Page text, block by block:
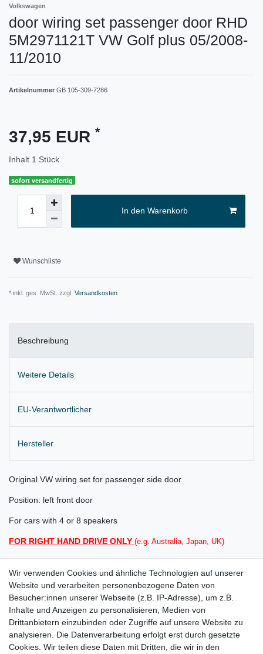
Volkswagen
door wiring set passenger door RHD
5M2971121T VW Golf plus 05/2008-
11/2010
Artikelnummer GB 105-309-7286
37,95 EUR *
Inhalt 1 Stück
sofort versandfertig
In den Warenkorb
Wunschliste
* inkl. ges. MwSt. zzgl. Versandkosten
Beschreibung
Weitere Details
EU-Verantwortlicher
Hersteller
Original VW wiring set for passenger side door
Position: left front door
For cars with 4 or 8 speakers
FOR RIGHT HAND DRIVE ONLY (e.g. Australia, Japan, UK)
Delivery as shown
for:
VW Golf Plus Bj. 05/2008 - 11/2010 (VIN: 1K_9_80001 -
1K_B_550000)
If you are not sure please ask by Chassis Number (VIN) of your
car
Wir verwenden Cookies und ähnliche Technologien auf unserer
Website und verarbeiten personenbezogene Daten von
Besucher:innen unserer Webseite (z.B. IP-Adresse), um z.B.
Inhalte und Anzeigen zu personalisieren, Medien von
Drittanbietern einzubinden oder Zugriffe auf unsere Website zu
analysieren. Die Datenverarbeitung erfolgt erst durch gesetzte
Cookies. Wir teilen diese Daten mit Dritten, die wir in den